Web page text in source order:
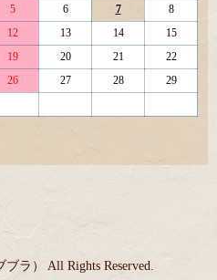
5 6 7
8
12 13 14
15
19 20 21
22
26 27 28
29
ラ） All Rights Reserved.